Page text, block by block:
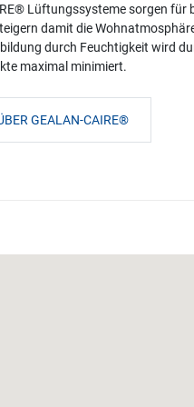
Lüftungssysteme sorgen für
damit die
durch Feuchtigkeit wird
maximal minimiert.
GEALAN-CAIRE®